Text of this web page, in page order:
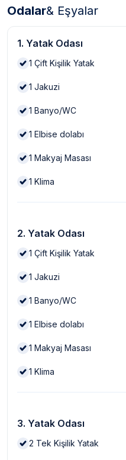
Odalar& Eşyalar
1. Yatak Odası
1 Çift Kişilik Yatak
1 Jakuzi
1 Banyo/WC
1 Elbise dolabı
1 Makyaj Masası
1 Klima
2. Yatak Odası
1 Çift Kişilik Yatak
1 Jakuzi
1 Banyo/WC
1 Elbise dolabı
1 Makyaj Masası
1 Klima
3. Yatak Odası
2 Tek Kişilik Yatak